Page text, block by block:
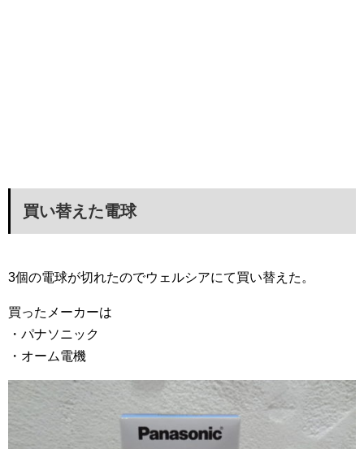
買い替えた電球
3個の電球が切れたのでウェルシアにて買い替えた。
買ったメーカーは
・パナソニック
・オーム電機